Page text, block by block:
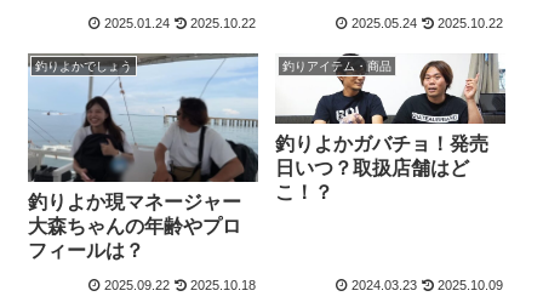
2025.01.24 2025.10.22 2025.05.24 2025.10.22
釣りよかでしょう
釣りよか現マネージャー
大森ちゃんの年齢やプロ
フィールは？
2025.09.22 2025.10.18
釣りアイテム・商品
釣りよかガバチョ！発売
日いつ？取扱店舗はど
こ！？
2024.03.23 2025.10.09